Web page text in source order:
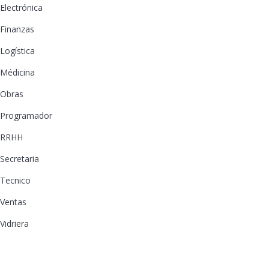
Electrónica
Finanzas
Logística
Médicina
Obras
Programador
RRHH
Secretaria
Tecnico
Ventas
Vidriera